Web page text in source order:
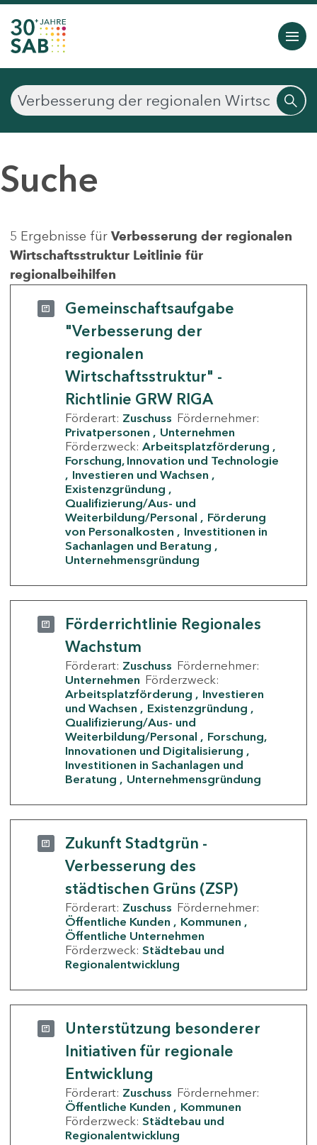
Suche
5 Ergebnisse für Verbesserung der regionalen
Wirtschaftsstruktur Leitlinie für
regionalbeihilfen
Gemeinschaftsaufgabe
"Verbesserung der
regionalen
Wirtschaftsstruktur" -
Richtlinie GRW RIGA
Förderart: Zuschuss Fördernehmer:
Privatpersonen
Unternehmen
Förderzweck: Arbeitsplatzförderung
Forschung, Innovation und Technologie
Investieren und Wachsen
Existenzgründung
Qualifizierung/Aus- und
Weiterbildung/Personal
Förderung
von Personalkosten
Investitionen in
Sachanlagen und Beratung
Unternehmensgründung
Förderrichtlinie Regionales
Wachstum
Förderart: Zuschuss Fördernehmer:
Unternehmen Förderzweck:
Arbeitsplatzförderung
Investieren
und Wachsen
Existenzgründung
Qualifizierung/Aus- und
Weiterbildung/Personal
Forschung,
Innovationen und Digitalisierung
Investitionen in Sachanlagen und
Beratung
Unternehmensgründung
Zukunft Stadtgrün -
Verbesserung des
städtischen Grüns (ZSP)
Förderart: Zuschuss Fördernehmer:
Öffentliche Kunden
Kommunen
Öffentliche Unternehmen
Förderzweck: Städtebau und
Regionalentwicklung
Unterstützung besonderer
Initiativen für regionale
Entwicklung
Förderart: Zuschuss Fördernehmer:
Öffentliche Kunden
Kommunen
Förderzweck: Städtebau und
Regionalentwicklung